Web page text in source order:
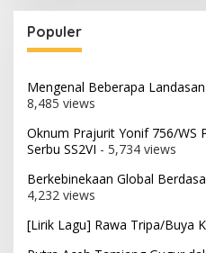
Populer
Mengenal Beberapa
8,485 views
Oknum Prajurit Yonif 756/WS
Serbu SS2VI - 5,734 views
Berkebinekaan Global
4,232 views
[Lirik Lagu] Rawa Tripa/Buya